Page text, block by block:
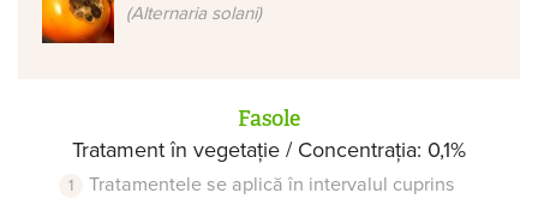
(Alternaria solani)
Fasole
Tratament în vegetație / Concentrația: 0,1%
Tratamentele se aplică în intervalul cuprins